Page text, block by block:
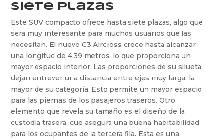
Siete plazas
Este SUV compacto ofrece hasta siete plazas, algo que
será muy interesante para muchos usuarios que las
necesitan. El nuevo C3 Aircross crece hasta alcanzar
una longitud de 4,39 metros, lo que proporciona un
mayor espacio interior. Las proporciones de su silueta
dejan entrever una distancia entre ejes muy larga, la
mayor de su categoría. Esto permite un mayor espacio
para las piernas de los pasajeros traseros. Otro
elemento que revela su tamaño es el diseño de la
custodia trasera, que asegura una buena habitabilidad
para los ocupantes de la tercera fila. Esta es una